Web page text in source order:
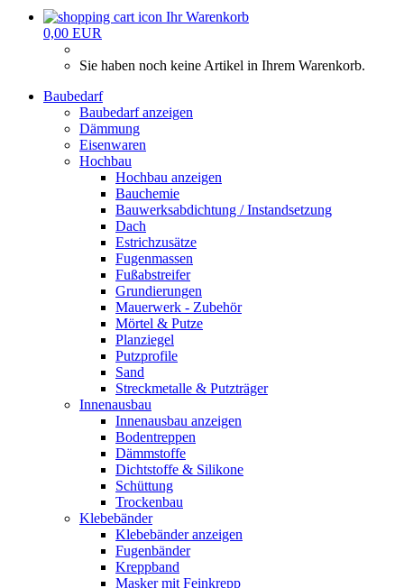
Ihr Warenkorb
0,00 EUR
Sie haben noch keine Artikel in Ihrem Warenkorb.
Baubedarf
Baubedarf anzeigen
Dämmung
Eisenwaren
Hochbau
Hochbau anzeigen
Bauchemie
Bauwerksabdichtung / Instandsetzung
Dach
Estrichzusätze
Fugenmassen
Fußabstreifer
Grundierungen
Mauerwerk - Zubehör
Mörtel & Putze
Planziegel
Putzprofile
Sand
Streckmetalle & Putzträger
Innenausbau
Innenausbau anzeigen
Bodentreppen
Dämmstoffe
Dichtstoffe & Silikone
Schüttung
Trockenbau
Klebebänder
Klebebänder anzeigen
Fugenbänder
Kreppband
Masker mit Feinkrepp